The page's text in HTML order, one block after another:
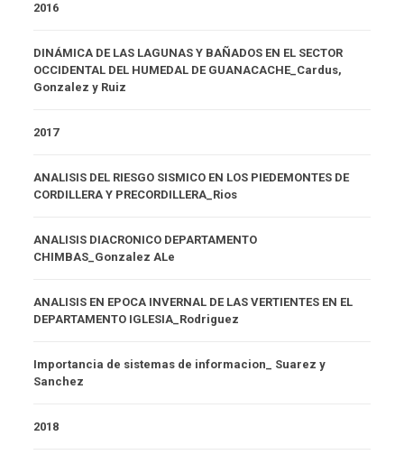
2016
DINÁMICA DE LAS LAGUNAS Y BAÑADOS EN EL SECTOR
OCCIDENTAL DEL HUMEDAL DE GUANACACHE_Cardus,
Gonzalez y Ruiz
2017
ANALISIS DEL RIESGO SISMICO EN LOS PIEDEMONTES DE
CORDILLERA Y PRECORDILLERA_Rios
ANALISIS DIACRONICO DEPARTAMENTO
CHIMBAS_Gonzalez ALe
ANALISIS EN EPOCA INVERNAL DE LAS VERTIENTES EN EL
DEPARTAMENTO IGLESIA_Rodriguez
Importancia de sistemas de informacion_ Suarez y
Sanchez
2018